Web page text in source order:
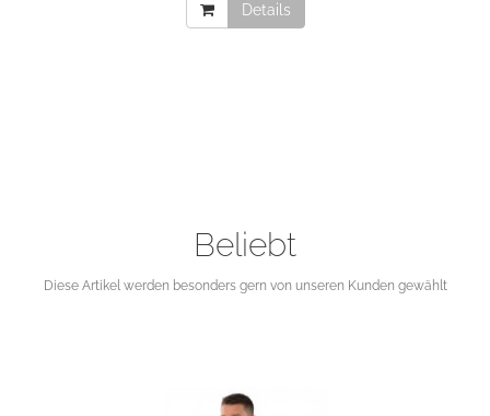
Details
Beliebt
Diese Artikel werden besonders gern von unseren Kunden gewählt